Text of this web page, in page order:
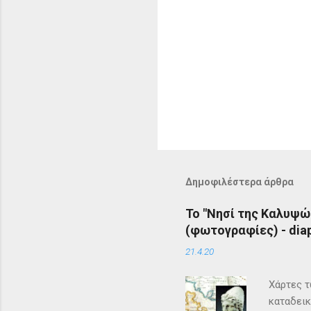
Δημοφιλέστερα άρθρα
Το "Νησί της
(φωτογραφίες) -
21.4.20
Χάρτες